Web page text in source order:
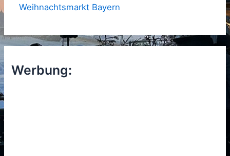
Weihnachtsmarkt Bayern
Werbung: